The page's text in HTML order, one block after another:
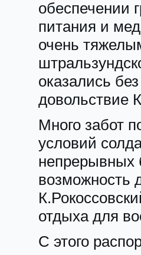
обеспечении
питания и
очень
оказались
довольствие
Много забот
условий
непрерывных
возможность
отдыха для
С этого